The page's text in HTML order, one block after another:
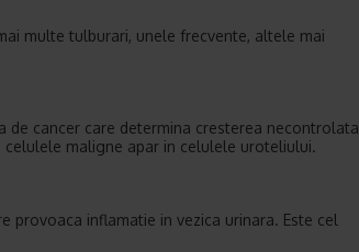
multe tulburari, unele frecvente, altele mai
de cancer care determina cresterea necontrolata
celulele maligne apar in celulele uroteliului.
provoaca inflamatie in vezica urinara. Este cel